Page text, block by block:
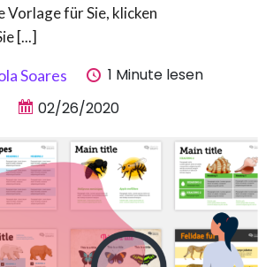
Vorlage für Sie, klicken
[...]
Soares
1 Minute lesen
02/26/2020